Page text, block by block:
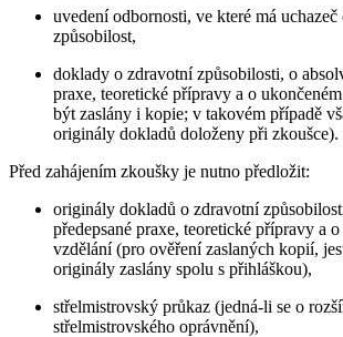
uvedení odbornosti, ve které má
způsobilost,
doklady o zdravotní způsobilosti, o
praxe, teoretické přípravy a o
být zaslány i kopie; v takovém případě
originály dokladů doloženy při zkoušce).
Před zahájením zkoušky je nutno předložit:
originály dokladů o zdravotní
předepsané praxe, teoretické přípravy a
vzdělání (pro ověření zaslaných kopií,
originály zaslány spolu s přihláškou),
střelmistrovský průkaz (jedná-li se o
střelmistrovského oprávnění),